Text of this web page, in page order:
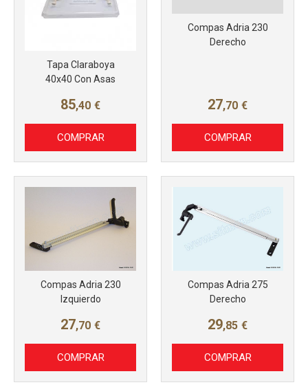
Tapa Claraboya
40x40 Con Asas
85,40 €
COMPRAR
Compas Adria 230
Derecho
27,70 €
COMPRAR
Compas Adria 230
Izquierdo
27,70 €
COMPRAR
Compas Adria 275
Derecho
29,85 €
COMPRAR
Más info